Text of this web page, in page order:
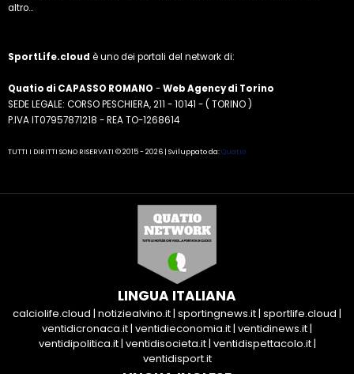
altro...
SportLife.cloud è uno dei portali del network di:
Quatio di CAPASSO ROMANO -Web Agency di Torino
SEDE LEGALE: CORSO PESCHIERA, 211 - 10141 - ( TORINO )
P.IVA IT07957871218 - REA TO-1268614
TUTTI I DIRITTI SONO RISERVATI © 2015 - 2026 | Sviluppato da:Quatio
LINGUA ITALIANA
calciolife.cloud | notiziealvino.it| sportingnews.it| sportlife.cloud |
ventidicronaca.it| ventidieconomia.it| ventidinews.it|
ventidipolitica.it| ventidisocieta.it| ventidispettacolo.it|
ventidisport.it